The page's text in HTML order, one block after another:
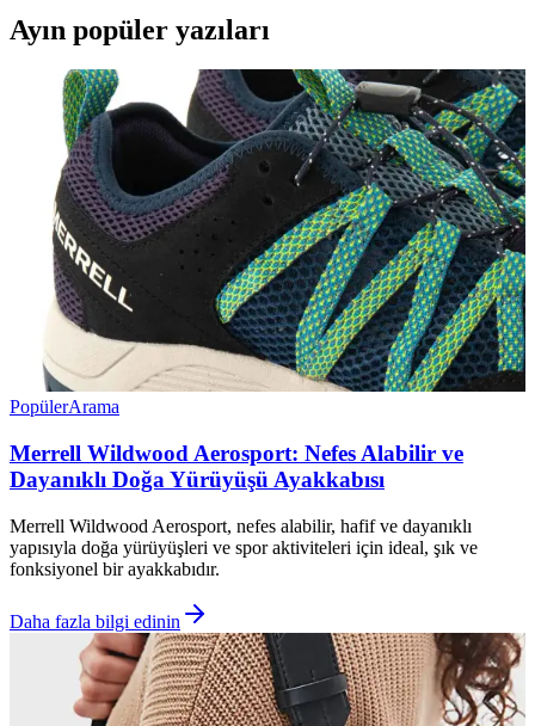
Ayın popüler yazıları
PopülerArama
Merrell Wildwood Aerosport: Nefes Alabilir ve
Dayanıklı Doğa Yürüyüşü Ayakkabısı
Merrell Wildwood Aerosport, nefes alabilir, hafif ve dayanıklı
yapısıyla doğa yürüyüşleri ve spor aktiviteleri için ideal, şık ve
fonksiyonel bir ayakkabıdır.
Daha fazla bilgi edinin